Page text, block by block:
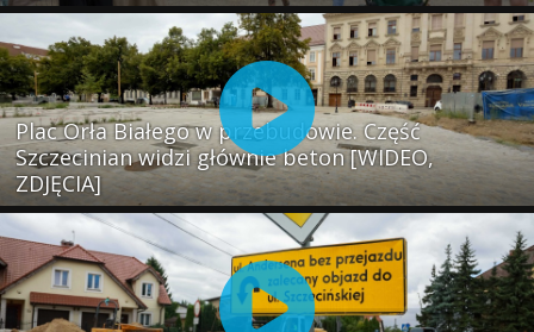
Plac Orła Białego w przebudowie. Część
Szczecinian widzi głównie beton [WIDEO,
ZDJĘCIA]